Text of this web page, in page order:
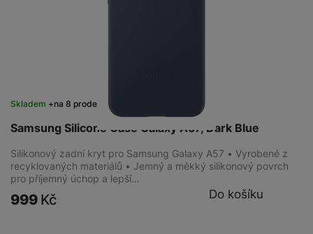
Samsung Silicone Case Galaxy A57, Dark Blue
Skladem na 8 prodejnách
Silikonový zadní kryt pro Samsung Galaxy A57 • Vyrobené z
recyklovaných materiálů • Jemný a měkký silikonový povrch
pro příjemný úchop a lepší…
999 Kč Do košíku